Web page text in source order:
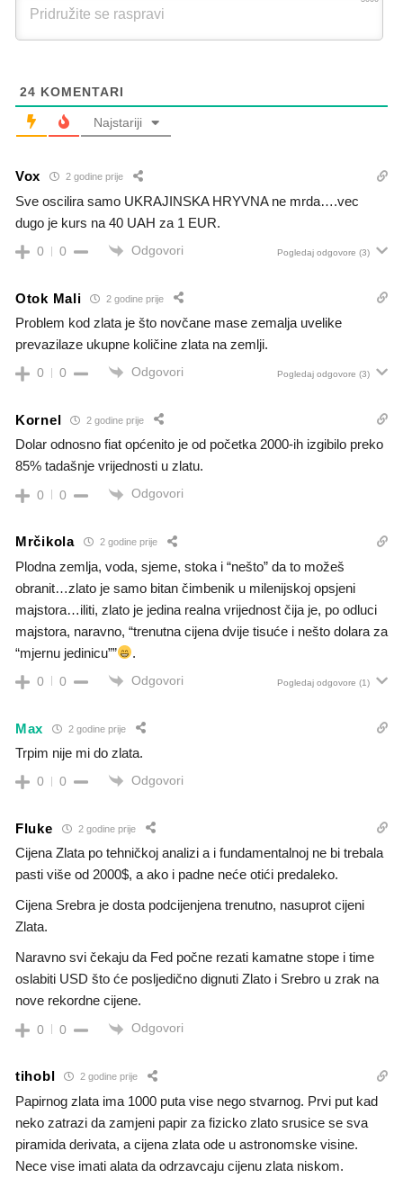
24 KOMENTARI
Najstariji
Vox 2 godine prije
Sve oscilira samo UKRAJINSKA HRYVNA ne mrda….vec
dugo je kurs na 40 UAH za 1 EUR.
0 0 Odgovori Pogledaj odgovore (3)
Otok Mali 2 godine prije
Problem kod zlata je što novčane mase zemalja uvelike
prevazilaze ukupne količine zlata na zemlji.
0 0 Odgovori Pogledaj odgovore (3)
Kornel 2 godine prije
Dolar odnosno fiat općenito je od početka 2000-ih izgibilo preko
85% tadašnje vrijednosti u zlatu.
0 0 Odgovori
Mrčikola 2 godine prije
Plodna zemlja, voda, sjeme, stoka i “nešto” da to možeš
obranit…zlato je samo bitan čimbenik u milenijskoj opsjeni
majstora…iliti, zlato je jedina realna vrijednost čija je, po odluci
majstora, naravno, “trenutna cijena dvije tisuće i nešto dolara za
“mjernu jedinicu””
.
0 0 Odgovori Pogledaj odgovore (1)
Max 2 godine prije
Trpim nije mi do zlata.
0 0 Odgovori
Fluke 2 godine prije
Cijena Zlata po tehničkoj analizi a i fundamentalnoj ne bi trebala
pasti više od 2000$, a ako i padne neće otići predaleko.
Cijena Srebra je dosta podcijenjena trenutno, nasuprot cijeni
Zlata.
Naravno svi čekaju da Fed počne rezati kamatne stope i time
oslabiti USD što će posljedično dignuti Zlato i Srebro u zrak na
nove rekordne cijene.
0 0 Odgovori
tihobl 2 godine prije
Papirnog zlata ima 1000 puta vise nego stvarnog. Prvi put kad
neko zatrazi da zamjeni papir za fizicko zlato srusice se sva
piramida derivata, a cijena zlata ode u astronomske visine.
Nece vise imati alata da odrzavcaju cijenu zlata niskom.